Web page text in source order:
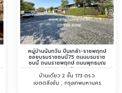
หมู่บ้านนันทวัน ปิ่นเกล้า-ราชพฤกษ์
ซอยบรมราชชนนี75 ถนนบรมราช
ชนนี ถนนราชพฤกษ์ ถนนพุทธมณ
สาย1
บ้านเดี่ยว 2 ชั้น 173 ตร.ว.
เขตตลิ่งชัน , กรุงเทพมหานคร